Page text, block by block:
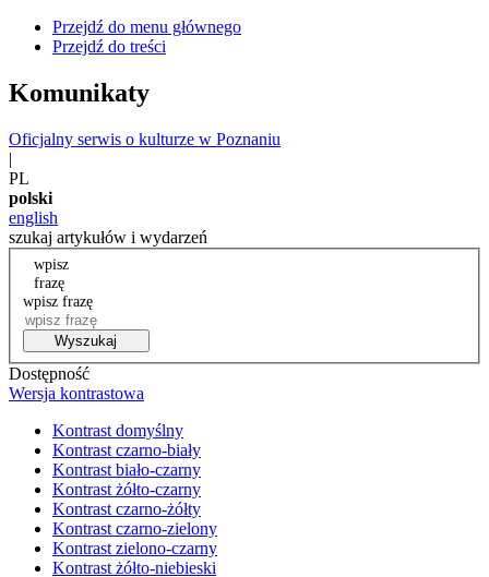
Przejdź do menu głównego
Przejdź do treści
Komunikaty
Oficjalny serwis o kulturze w Poznaniu
|
PL
polski
english
szukaj artykułów i wydarzeń
wpisz
frazę
wpisz frazę
Wyszukaj
Dostępność
Wersja kontrastowa
Kontrast domyślny
Kontrast czarno-biały
Kontrast biało-czarny
Kontrast żółto-czarny
Kontrast czarno-żółty
Kontrast czarno-zielony
Kontrast zielono-czarny
Kontrast żółto-niebieski